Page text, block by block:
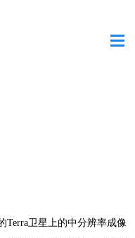
Terra卫星上的中分辨率成像